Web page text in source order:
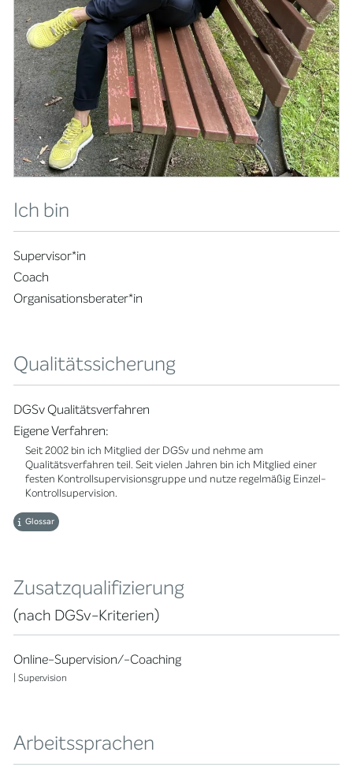
Ich bin
Supervisor*in
Coach
Organisationsberater*in
Qualitätssicherung
DGSv Qualitätsverfahren
Eigene Verfahren:
Seit 2002 bin ich Mitglied der DGSv und nehme am
Qualitätsverfahren teil. Seit vielen Jahren bin ich Mitglied einer
festen Kontrollsupervisionsgruppe und nutze regelmäßig Einzel-
Kontrollsupervision.
Glossar
Zusatzqualifizierung
(nach DGSv-Kriterien)
Online-Supervision/-Coaching
| Super.vision
Arbeitssprachen